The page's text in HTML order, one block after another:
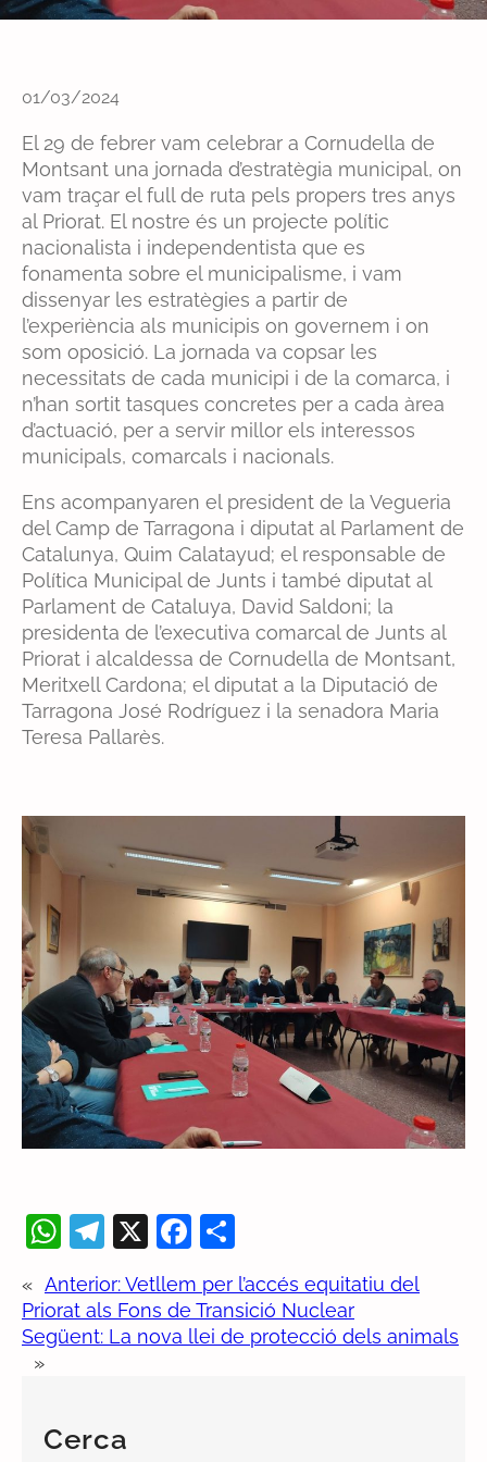
01/03/2024
El 29 de febrer vam celebrar a Cornudella de
Montsant una jornada d’estratègia municipal, on
vam traçar el full de ruta pels propers tres anys
al Priorat. El nostre és un projecte polític
nacionalista i independentista que es
fonamenta sobre el municipalisme, i vam
dissenyar les estratègies a partir de
l’experiència als municipis on governem i on
som oposició. La jornada va copsar les
necessitats de cada municipi i de la comarca, i
n’han sortit tasques concretes per a cada àrea
d’actuació, per a servir millor els interessos
municipals, comarcals i nacionals.
Ens acompanyaren el president de la Vegueria
del Camp de Tarragona i diputat al Parlament de
Catalunya, Quim Calatayud; el responsable de
Política Municipal de Junts i també diputat al
Parlament de Cataluya, David Saldoni; la
presidenta de l’executiva comarcal de Junts al
Priorat i alcaldessa de Cornudella de Montsant,
Meritxell Cardona; el diputat a la Diputació de
Tarragona José Rodríguez i la senadora Maria
Teresa Pallarès.
W
at
s
p
T
e
gr
X
F
c
e
o
m
p
« Anterior:Vetllem per l’accés equitatiu del
Priorat als Fons de Transició Nuclear
Següent: La nova llei de protecció dels animals
»
Cerca